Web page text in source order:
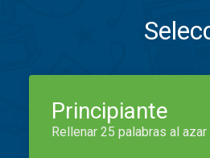
Principiante
Rellenar 25 palabras al